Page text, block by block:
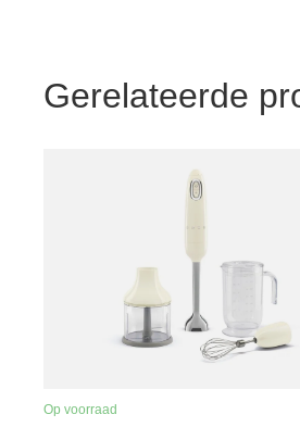
Gerelateerde
Op voorraad